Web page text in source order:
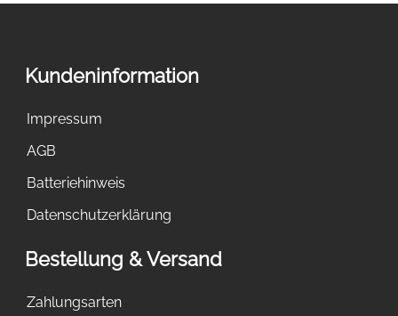
Kundeninformation
Impressum
AGB
Batteriehinweis
Datenschutzerklärung
Bestellung & Versand
Zahlungsarten